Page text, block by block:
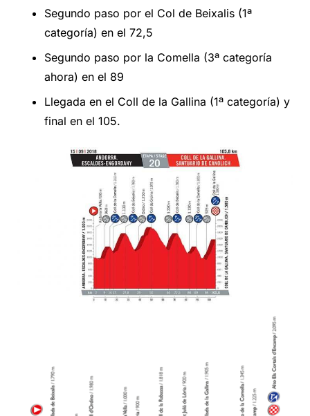
Segundo paso por el Col de Beixalis (1ª
categoría) en el 72,5
Segundo paso por la Comella (3ª categoría
ahora) en el 89
Llegada en el Coll de la Gallina (1ª categoría) y
final en el 105.